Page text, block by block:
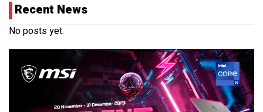
Recent News
No posts yet.